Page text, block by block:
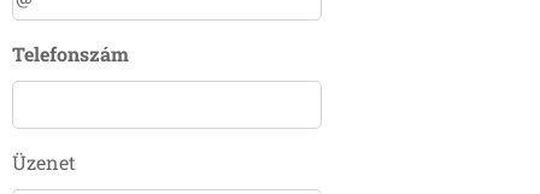
Telefonszám
Üzenet